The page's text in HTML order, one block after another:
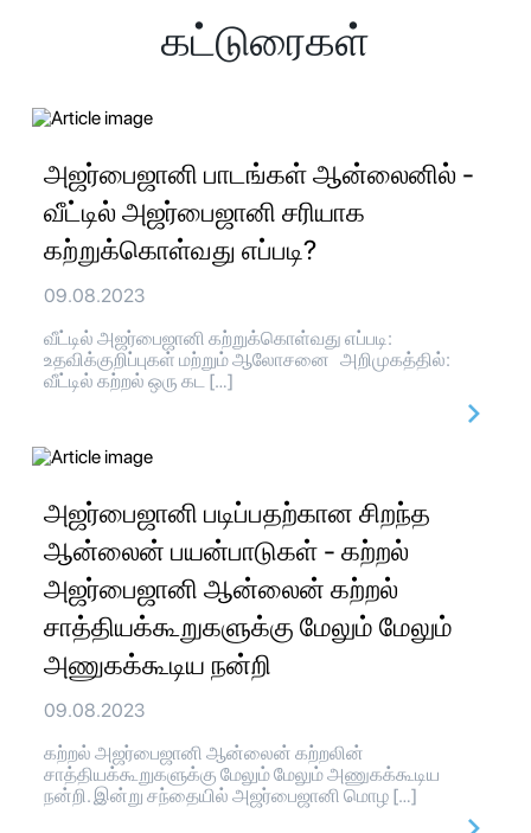
கட்டுரைகள்
அஜர்பைஜானி பாடங்கள் ஆன்லைனில் -
வீட்டில் அஜர்பைஜானி சரியாக
கற்றுக்கொள்வது எப்படி?
09.08.2023
வீட்டில் அஜர்பைஜானி கற்றுக்கொள்வது எப்படி:
உதவிக்குறிப்புகள் மற்றும் ஆலோசனை அறிமுகத்தில்:
வீட்டில் கற்றல் ஒரு கட […]
அஜர்பைஜானி படிப்பதற்கான சிறந்த
ஆன்லைன் பயன்பாடுகள் - கற்றல்
அஜர்பைஜானி ஆன்லைன் கற்றல்
சாத்தியக்கூறுகளுக்கு மேலும் மேலும்
அணுகக்கூடிய நன்றி
09.08.2023
கற்றல் அஜர்பைஜானி ஆன்லைன் கற்றலின்
சாத்தியக்கூறுகளுக்கு மேலும் மேலும் அணுகக்கூடிய
நன்றி. இன்று சந்தையில் அஜர்பைஜானி மொழ […]